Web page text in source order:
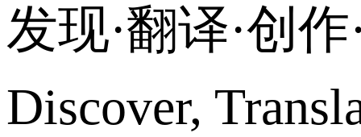
发现·翻译·创
Discover,